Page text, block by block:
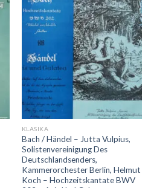
KLASIKA
Bach / Händel – Jutta Vulpius,
Solistenvereinigung Des
Deutschlandsenders,
Kammerorchester Berlin, Helmut
Koch – Hochzeitskantate BWV